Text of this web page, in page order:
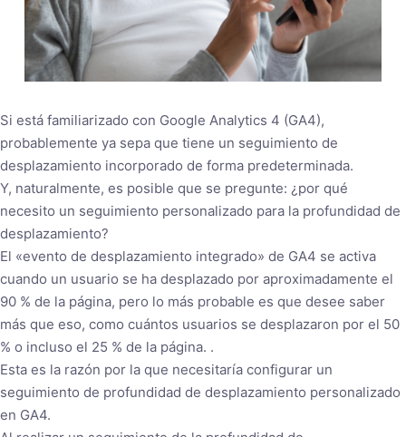
Si está familiarizado con Google Analytics 4 (GA4),
probablemente ya sepa que tiene un seguimiento de
desplazamiento incorporado de forma predeterminada.
Y, naturalmente, es posible que se pregunte: ¿por qué
necesito un seguimiento personalizado para la profundidad de
desplazamiento?
El «evento de desplazamiento integrado» de GA4 se activa
cuando un usuario se ha desplazado por aproximadamente el
90 % de la página, pero lo más probable es que desee saber
más que eso, como cuántos usuarios se desplazaron por el 50
% o incluso el 25 % de la página. .
Esta es la razón por la que necesitaría configurar un
seguimiento de profundidad de desplazamiento personalizado
en GA4.